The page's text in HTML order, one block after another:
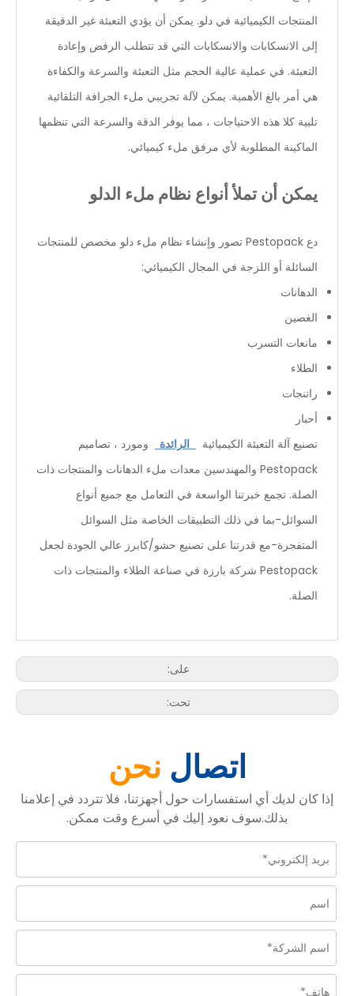
المنتجات الكيميائية في دلو. يمكن أن يؤدي التعبئة غير الدقيقة
إلى الانسكابات والانسكابات التي قد تتطلب الرفض وإعادة
التعبئة. في عملية عالية الحجم مثل التعبئة والسرعة والكفاءة
هي أمر بالغ الأهمية. يمكن لآلة تجريبي ملء الجرافة التلقائية
تلبية كلا هذه الاحتياجات ، مما يوفر الدقة والسرعة التي تنظمها
الماكينة المطلوبة لأي مرفق ملء كيميائي.
يمكن أن تملأ أنواع نظام ملء الدلو
دع Pestopack تصور وإنشاء نظام ملء دلو مخصص للمنتجات
السائلة أو اللزجة في المجال الكيميائي:
الدهانات
الغصين
مانعات التسرب
الطلاء
راتنجات
أحبار
تصنيع آلة التعبئة الكيميائية
الرائدة
ومورد ، تصاميم
Pestopack والمهندسين معدات ملء الدهانات والمنتجات ذات
الصلة. تجمع خبرتنا الواسعة في التعامل مع جميع أنواع
السوائل-بما في ذلك التطبيقات الخاصة مثل السوائل
المتفجرة-مع قدرتنا على تصنيع حشو/كابرز عالي الجودة لجعل
Pestopack شركة بارزة في صناعة الطلاء والمنتجات ذات
الصلة.
على:
تحت:
اتصال نحن
إذا كان لديك أي استفسارات حول أجهزتنا، فلا تتردد في إعلامنا
بذلك.سوف نعود إليك في أسرع وقت ممكن.